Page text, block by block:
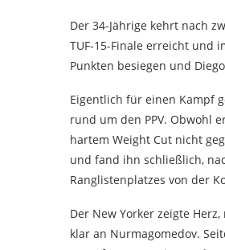
Der 34-Jährige kehrt nach
TUF-15-Finale erreicht und
Punkten besiegen und
Eigentlich für einen Kampf
rund um den PPV. Obwohl
hartem Weight Cut nicht
und fand ihn schließlich,
Ranglistenplatzes von der
Der New Yorker zeigte
klar an Nurmagomedov.